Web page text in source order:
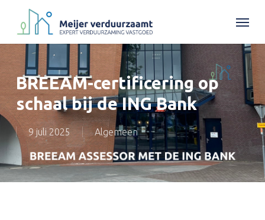
main
content
Menu
BREEAM-certificering op
schaal bij de ING Bank
9 juli 2025 Algemeen